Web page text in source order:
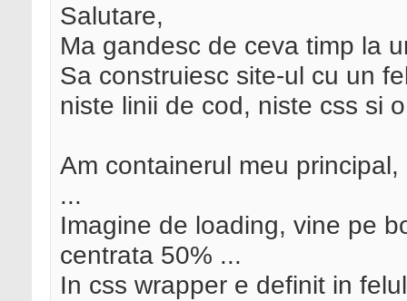
Salutare,
Ma gandesc de ceva timp la
Sa construiesc site-ul cu un
niste linii de cod, niste css si
Am containerul meu
...
Imagine de loading, vine pe
centrata 50% ...
In css wrapper e definit in